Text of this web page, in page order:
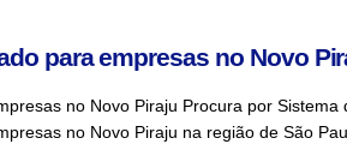
para empresas no Novo
no Novo Piraju Procura por
no Novo Piraju na região de São